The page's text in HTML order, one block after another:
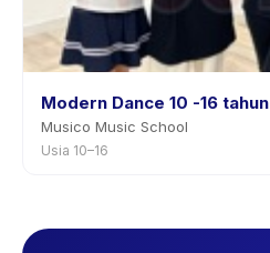
Modern Dance 10 -16 tahun
Musico Music School
Usia 10–16